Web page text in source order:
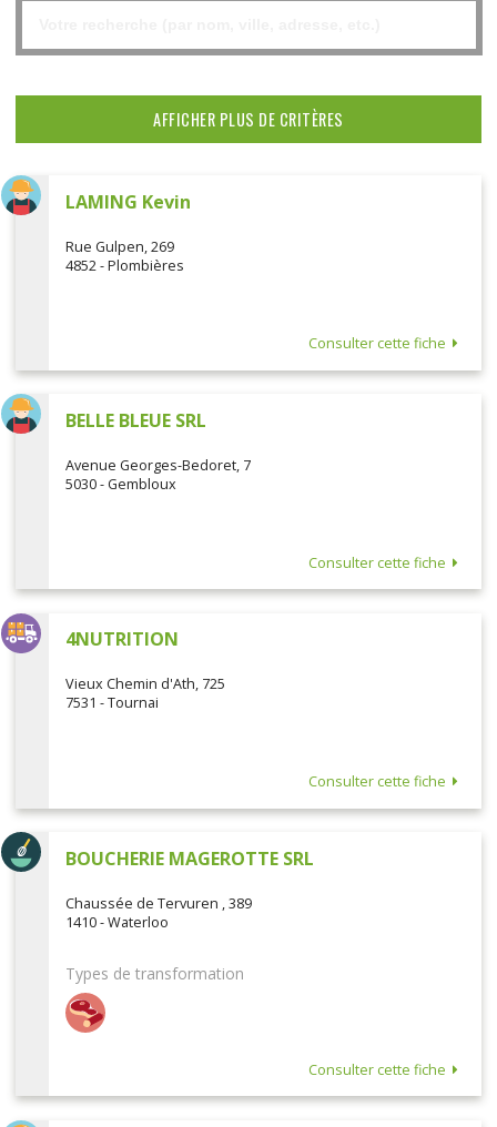
LAMING Kevin
Rue Gulpen, 269
4852 - Plombières
Consulter cette fiche
BELLE BLEUE SRL
Avenue Georges-Bedoret, 7
5030 - Gembloux
Consulter cette fiche
4NUTRITION
Vieux Chemin d'Ath, 725
7531 - Tournai
Consulter cette fiche
BOUCHERIE MAGEROTTE SRL
Chaussée de Tervuren , 389
1410 - Waterloo
Types de transformation
Consulter cette fiche
AFFICHER PLUS DE CRITÈRES